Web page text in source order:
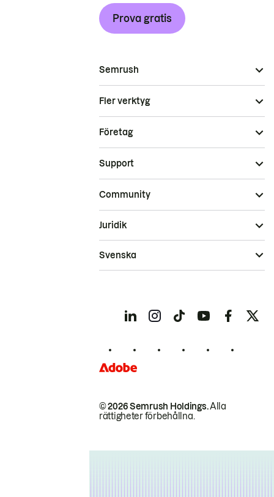
Prova gratis
Semrush
Fler verktyg
Företag
Support
Community
© 2026 Semrush Holdings.Alla
rättigheter förbehållna.
Juridik
Svenska